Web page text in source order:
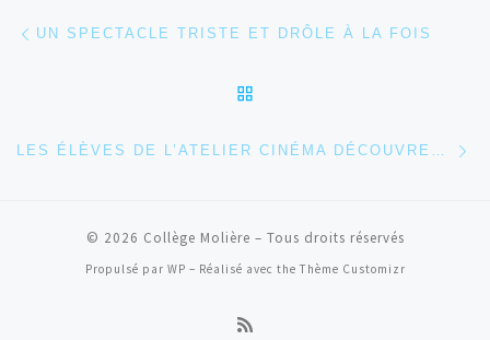
Parcourir les articles
UN SPECTACLE TRISTE ET DRÔLE À LA FOIS
LES ÉLÈVES DE L’ATELIER CINÉMA DÉCOUVRENT LE MONTAGE
© 2026 Collège Molière – Tous droits réservés
Propulsé par WP – Réalisé avec the Thème Customizr